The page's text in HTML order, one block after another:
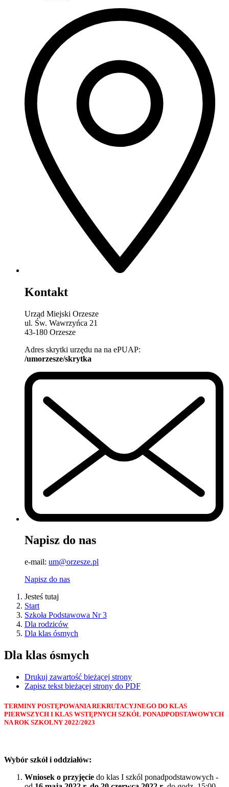
Kontakt
Urząd Miejski Orzesze
ul. Św. Wawrzyńca 21
43-180 Orzesze
Adres skrytki urzędu na na ePUAP:
/umorzesze/skrytka
Napisz do nas
e-mail: um@orzesze.pl
Napisz do nas
Jesteś tutaj
Start
Szkoła Podstawowa Nr 3
Dla rodziców
Dla klas ósmych
Dla klas ósmych
Drukuj zawartość bieżącej strony
Zapisz tekst bieżącej strony do PDF
TERMINY POSTĘPOWANIA REKRUTACYJNEGO DO KLAS
PIERWSZYCH I KLAS WSTĘPNYCH SZKÓŁ PONADPODSTAWOWYCH
NA ROK SZKOLNY 2022/2023
Wybór szkół i oddziałów:
Wniosek o przyjęcie do klas I szkól ponadpodstawowych -